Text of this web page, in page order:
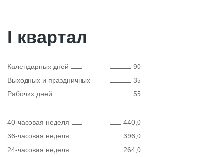
I квартал
Календарных дней
90
Выходных и праздничных
35
Рабочих дней
55
40-часовая неделя
440,0
36-часовая неделя
396,0
24-часовая неделя
264,0